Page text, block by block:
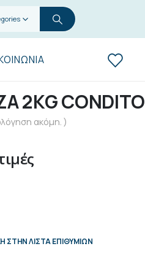
2KG CONDITO
ακόμη. )
ΣΤΗΝ ΛΊΣΤΑ ΕΠΙΘΥΜΙΏΝ